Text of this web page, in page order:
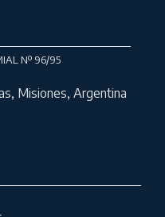
Nº 96/95
Misiones, Argentina